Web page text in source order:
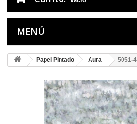
MENÚ
Papel Pintado Aura 5051-4